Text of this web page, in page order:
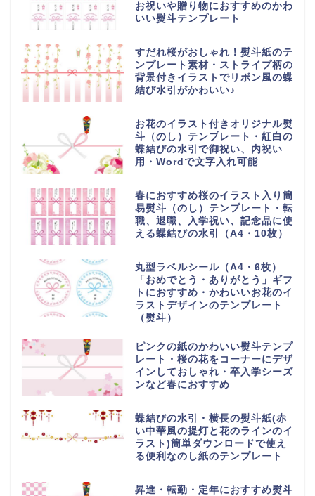
お祝いや贈り物におすすめのかわ
いい熨斗テンプレート
すだれ桜がおしゃれ！熨斗紙のテ
ンプレート素材・ストライプ柄の
背景付きイラストでリボン風の蝶
結び水引がかわいい♪
お花のイラスト付きオリジナル熨
斗（のし）テンプレート・紅白の
蝶結びの水引で御祝い、内祝い
用・Wordで文字入れ可能
春におすすめ桜のイラスト入り簡
易熨斗（のし）テンプレート・転
職、退職、入学祝い、記念品に使
える蝶結びの水引（A4・10枚）
丸型ラベルシール（A4・6枚）
「おめでとう・ありがとう」ギフ
トにおすすめ・かわいいお花のイ
ラストデザインのテンプレート
（熨斗）
ピンクの紙のかわいい熨斗テンプ
レート・桜の花をコーナーにデザ
インしておしゃれ・卒入学シーズ
ンなど春におすすめ
蝶結びの水引・横長の熨斗紙(赤
い中華風の提灯と花のラインのイ
ラスト)簡単ダウンロードで使え
る便利なのし紙のテンプレート
昇進・転勤・定年におすすめ熨斗